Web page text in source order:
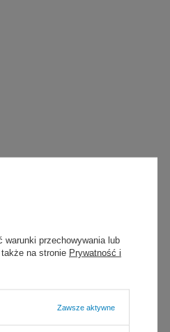
warunki przechowywania lub
na stronie Prywatność i
Zawsze aktywne